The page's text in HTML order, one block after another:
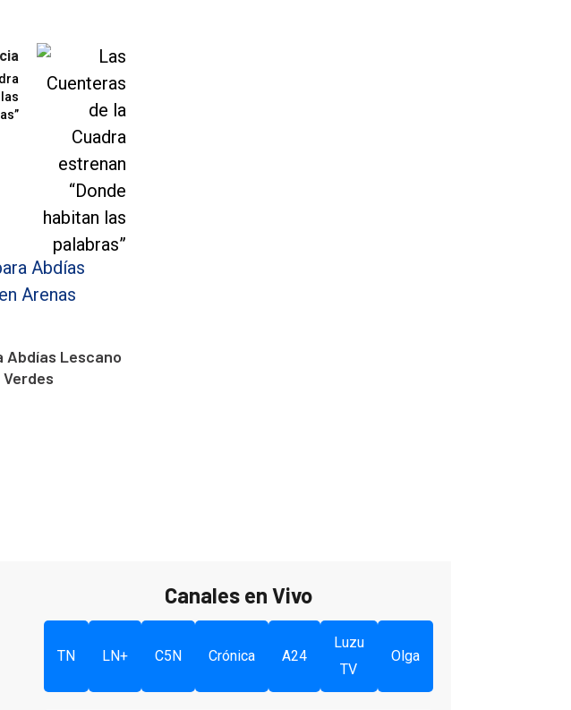
Abdías Lescano
Canales en Vivo
TN LN+ C5N Crónica A24
Luzu
TV
Olga